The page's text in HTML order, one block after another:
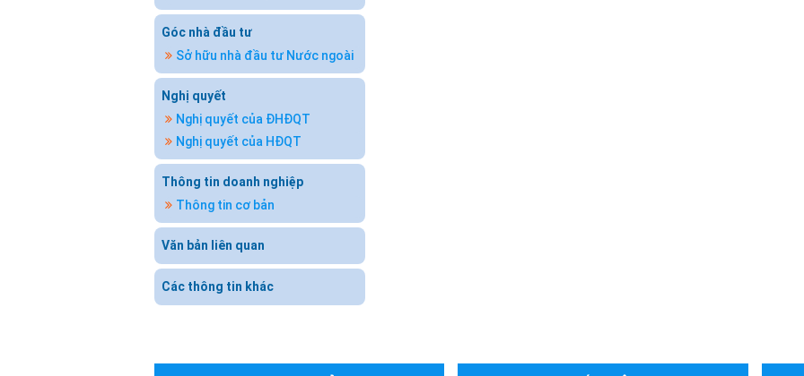
Góc nhà đầu tư
Sở hữu nhà đầu tư Nước ngoài
Nghị quyết
Nghị quyết của ĐHĐQT
Nghị quyết của HĐQT
Thông tin doanh nghiệp
Thông tin cơ bản
Văn bản liên quan
Các thông tin khác